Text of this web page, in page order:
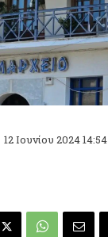
12 Ιουνίου 2024 14:54